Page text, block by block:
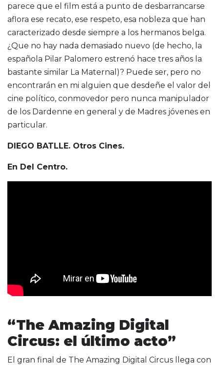
parece que el film está a punto de desbarrancarse
aflora ese recato, ese respeto, esa nobleza que han
caracterizado desde siempre a los hermanos belga.
¿Que no hay nada demasiado nuevo (de hecho, la
española Pilar Palomero estrenó hace tres años la
bastante similar La Maternal)? Puede ser, pero no
encontrarán en mi alguien que desdeñe el valor del
cine político, conmovedor pero nunca manipulador
de los Dardenne en general y de Madres jóvenes en
particular.
DIEGO BATLLE. Otros Cines.
En Del Centro.
“The Amazing Digital
Circus: el último acto”
El gran final de The Amazing Digital Circus llega con